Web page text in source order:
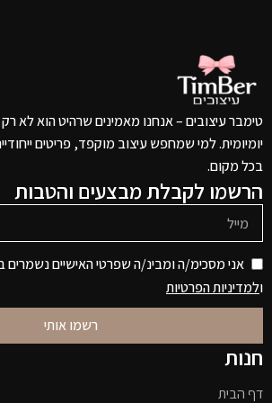
טימבר עיצובים – אנחנו מאמינים שרהיט הוא לא רק
יומיומית. למי שמחפש עיצוב מוקפד, פריטים
בכל מקום.
הרשמו לקבלת מבצעים והטבות
אני מסכימ/ה ומבינ/ה שפרטי האישיים נשמרים
ולמדיניות הפרטיות
רשמו אותי
חנות
דף הבית